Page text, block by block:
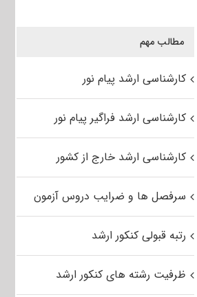
مطالب مهم
کارشناسی ارشد پیام نور
کارشناسی ارشد فراگیر پیام نور
کارشناسی ارشد خارج از کشور
سرفصل ها و ضرایب دروس آزمون
رتبه قبولی کنکور ارشد
ظرفیت رشته های کنکور ارشد